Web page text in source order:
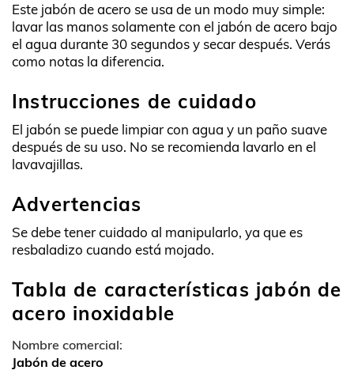
Este jabón de acero se usa de un modo muy simple:
lavar las manos solamente con el jabón de acero bajo
el agua durante 30 segundos y secar después. Verás
como notas la diferencia.
Instrucciones de cuidado
El jabón se puede limpiar con agua y un paño suave
después de su uso. No se recomienda lavarlo en el
lavavajillas.
Advertencias
Se debe tener cuidado al manipularlo, ya que es
resbaladizo cuando está mojado.
Tabla de características jabón de
acero inoxidable
Nombre comercial:
Jabón de acero